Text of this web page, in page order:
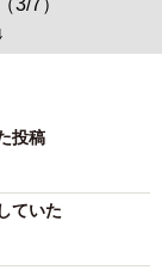
3/7）
投稿
ていた